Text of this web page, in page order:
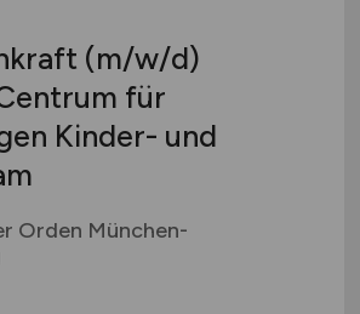
(m/w/d)
für
Kinder- und
Orden München-